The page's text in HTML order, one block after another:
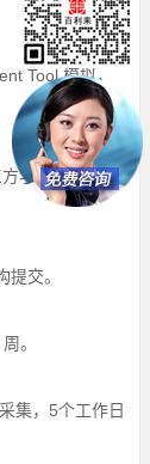
Tool 模拟，
学历验证报
交。
。
集，5个工作日